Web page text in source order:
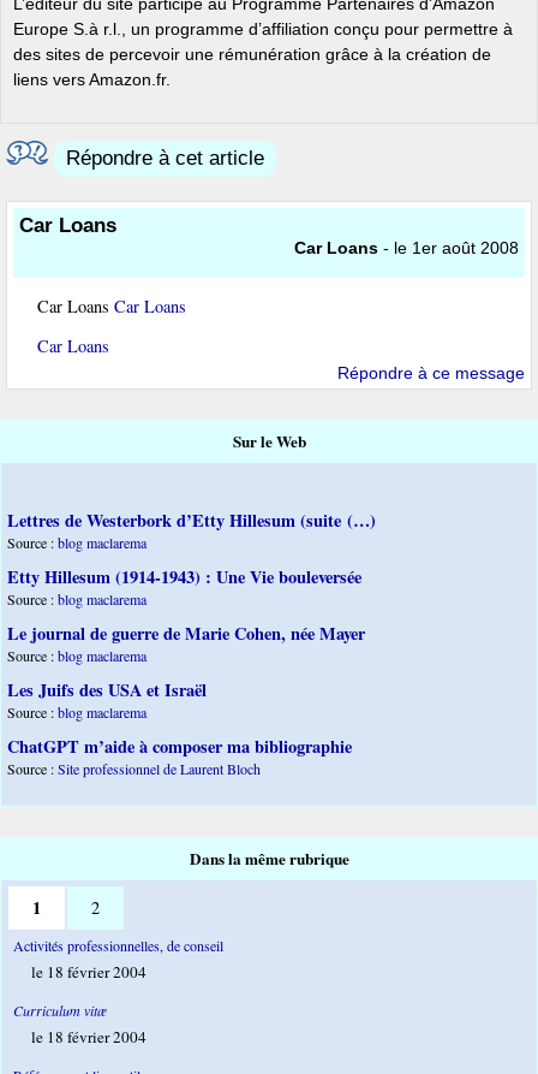
Europe S.à r.l., un programme d’affiliation conçu pour permettre à
des sites de percevoir une rémunération grâce à la création de
liens vers Amazon.fr.
Répondre à cet article
Car Loans
Car Loans - le 1er août 2008
Car Loans Car Loans
Car Loans
Répondre à ce message
Sur le Web
Lettres de Westerbork d’Etty Hillesum (suite (…)
Source :blog maclarema
Etty Hillesum (1914-1943) : Une Vie bouleversée
Source :blog maclarema
Le journal de guerre de Marie Cohen, née Mayer
Source :blog maclarema
Les Juifs des USA et Israël
Source :blog maclarema
ChatGPT m’aide à composer ma bibliographie
Source :Site professionnel de Laurent Bloch
Dans la même rubrique
1 2
Activités professionnelles, de conseil
le 18 février 2004
Curriculum vitæ
le 18 février 2004